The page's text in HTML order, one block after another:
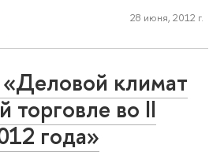
28 июня, 2012 г.
климат
торговле во II
года»